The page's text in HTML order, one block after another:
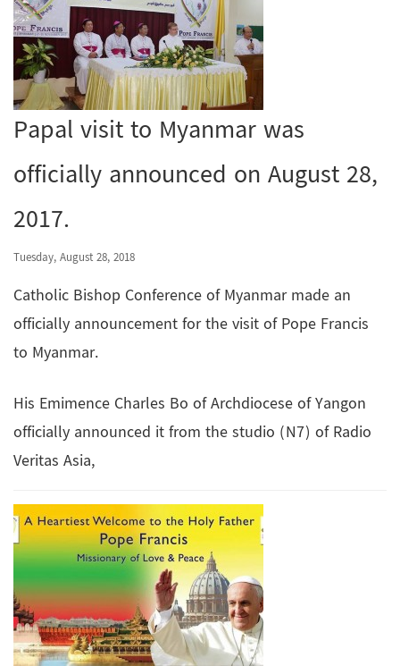
Papal visit to Myanmar was
officially announced on August 28,
2017.
Tuesday, August 28, 2018
Catholic Bishop Conference of Myanmar made an
officially announcement for the visit of Pope Francis
to Myanmar.
His Emimence Charles Bo of Archdiocese of Yangon
officially announced it from the studio (N7) of Radio
Veritas Asia,